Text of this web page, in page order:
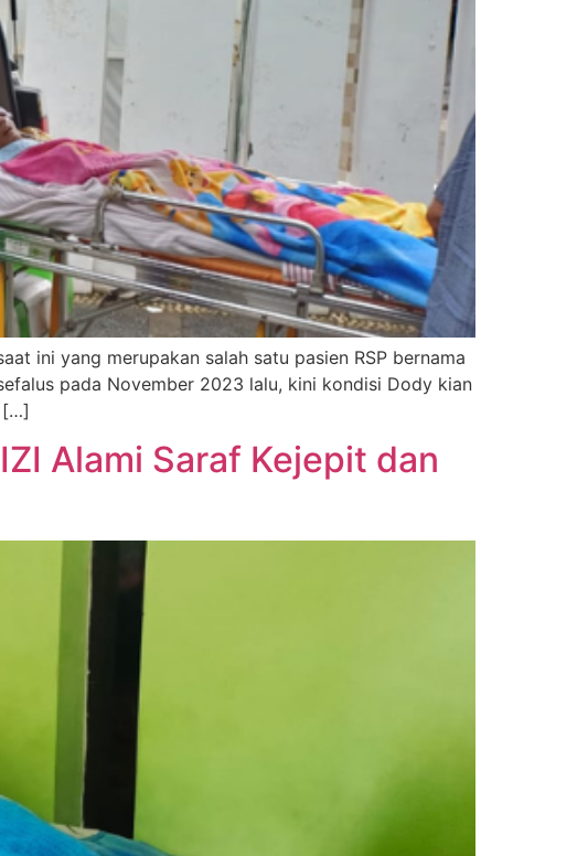
ini yang merupakan salah satu pasien RSP bernama
pada November 2023 lalu, kini kondisi Dody kian
[…]
Alami Saraf Kejepit dan